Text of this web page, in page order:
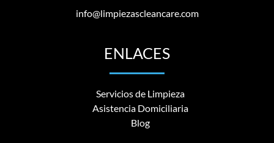
info@limpiezascleancare.com
ENLACES
Servicios de Limpieza
Asistencia Domiciliaria
Blog